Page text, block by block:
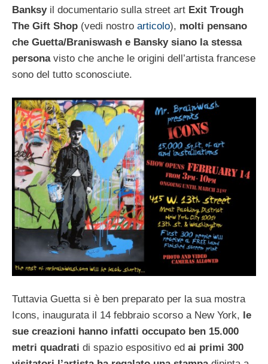
Banksyil documentario sulla street art Exit Trough
The Gift Shop (vedi nostro articolo), molti pensano
che Guetta/Braniswash e Bansky siano la stessa
persona visto che anche le origini dell’artista francese
sono del tutto sconosciute.
Tuttavia Guetta si è ben preparato per la sua mostra
Icons, inaugurata il 14 febbraio scorso a New York, le
sue creazioni hanno infatti occupato ben 15.000
metri quadrati di spazio espositivo ed ai primi 300